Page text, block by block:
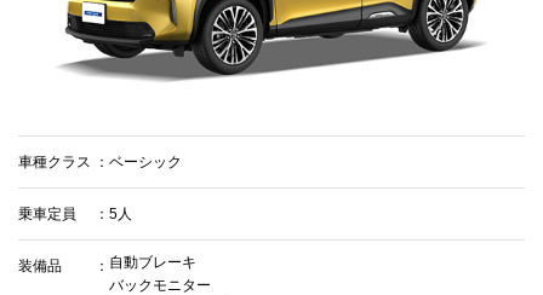
車種クラス ベーシック
乗車定員 5人
装備品
自動ブレーキ
バックモニター